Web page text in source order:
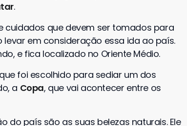
.
cuidados que devem ser tomados para
levar em consideração essa ida ao país.
e fica localizado no Oriente Médio.
foi escolhido para sediar um dos
a Copa, que vai acontecer entre os
país são as suas belezas naturais. Ele